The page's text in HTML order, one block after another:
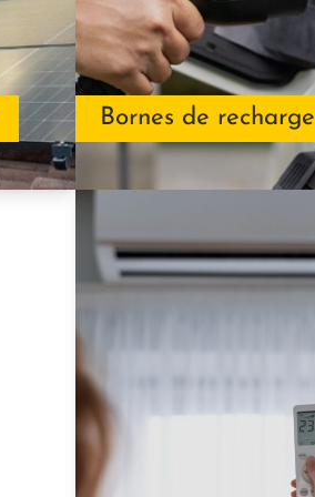
Bornes de recharge